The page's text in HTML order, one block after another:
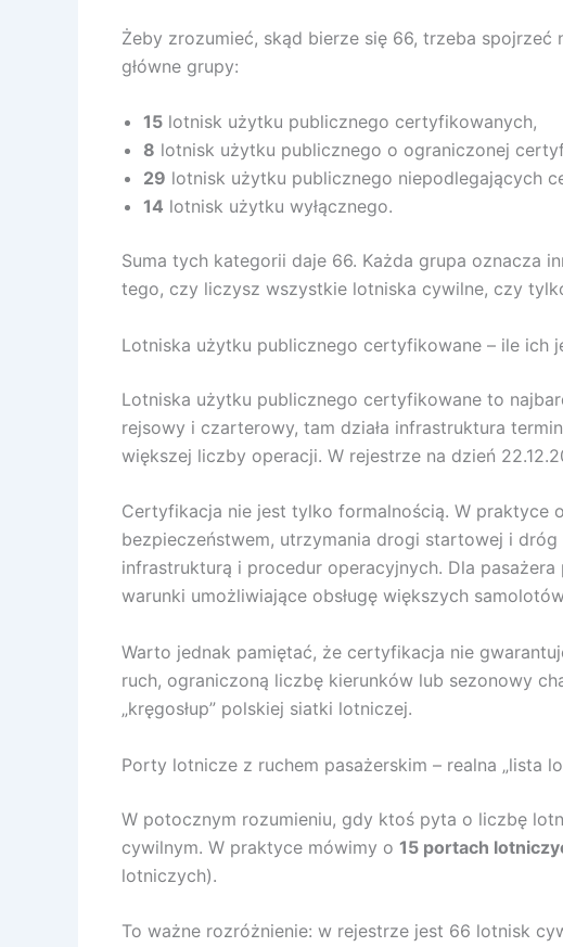
Żeby zrozumieć, skąd bierze się 66, trzeba spojrzeć
główne grupy:
15 lotnisk użytku publicznego certyfikowanych,
8 lotnisk użytku publicznego o ograniczonej
29 lotnisk użytku publicznego niepodlegających
14 lotnisk użytku wyłącznego.
Suma tych kategorii daje 66. Każda grupa oznacza
tego, czy liczysz wszystkie lotniska cywilne, czy
Lotniska użytku publicznego certyfikowane – ile ich
Lotniska użytku publicznego certyfikowane to
rejsowy i czarterowy, tam działa infrastruktura
większej liczby operacji. W rejestrze na dzień
Certyfikacja nie jest tylko formalnością. W praktyce
bezpieczeństwem, utrzymania drogi startowej i
infrastrukturą i procedur operacyjnych. Dla pasażera
warunki umożliwiające obsługę większych
Warto jednak pamiętać, że certyfikacja nie
ruch, ograniczoną liczbę kierunków lub sezonowy
„kręgosłup” polskiej siatki lotniczej.
Porty lotnicze z ruchem pasażerskim – realna „lista
W potocznym rozumieniu, gdy ktoś pyta o liczbę
cywilnym. W praktyce mówimy o 15 portach
lotniczych).
To ważne rozróżnienie: w rejestrze jest 66 lotnisk